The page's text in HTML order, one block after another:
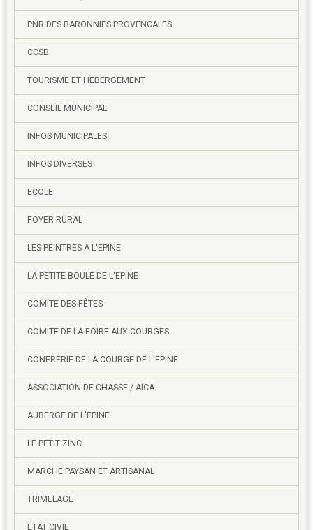
PNR DES BARONNIES PROVENCALES
CCSB
TOURISME ET HEBERGEMENT
CONSEIL MUNICIPAL
INFOS MUNICIPALES
INFOS DIVERSES
ECOLE
FOYER RURAL
LES PEINTRES A L'EPINE
LA PETITE BOULE DE L'EPINE
COMITE DES FÊTES
COMITE DE LA FOIRE AUX COURGES
CONFRERIE DE LA COURGE DE L'EPINE
ASSOCIATION DE CHASSE / AICA
AUBERGE DE L'EPINE
LE PETIT ZINC
MARCHE PAYSAN ET ARTISANAL
TRIMELAGE
ETAT CIVIL